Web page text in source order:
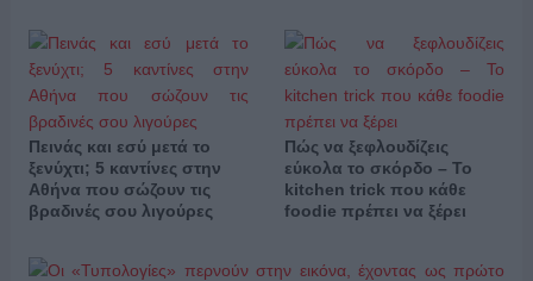
Πεινάς και εσύ μετά το
ξενύχτι; 5 καντίνες στην
Αθήνα που σώζουν τις
βραδινές σου λιγούρες
Πώς να ξεφλουδίζεις
εύκολα το σκόρδο – Το
kitchen trick που κάθε
foodie πρέπει να ξέρει